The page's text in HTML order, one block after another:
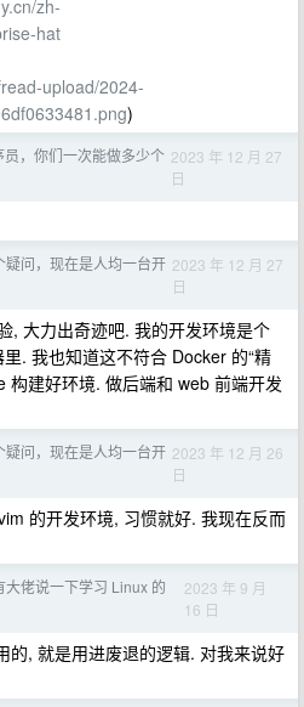
zh-
hat
upload/2024-
)
员，你们一次能做多少个 2023 年 12 月 27
日
疑问，现在是人均一台开 2023 年 12 月 27
日
, 大力出奇迹吧. 我的开发环境是个
. 我也知道这不符合 Docker 的“精
构建好环境. 做后端和 web 前端开发
疑问，现在是人均一台开 2023 年 12 月 26
日
的开发环境, 习惯就好. 我现在反而
大佬说一下学习 Linux 的
2023 年 9 月
16 日
的, 就是用进废退的逻辑. 对我来说好